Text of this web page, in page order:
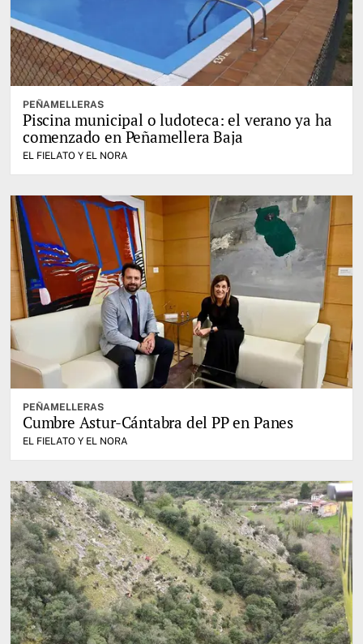
PEÑAMELLERAS
Piscina municipal o ludoteca: el verano ya ha
comenzado en Peñamellera Baja
EL FIELATO Y EL NORA
PEÑAMELLERAS
Cumbre Astur-Cántabra del PP en Panes
EL FIELATO Y EL NORA